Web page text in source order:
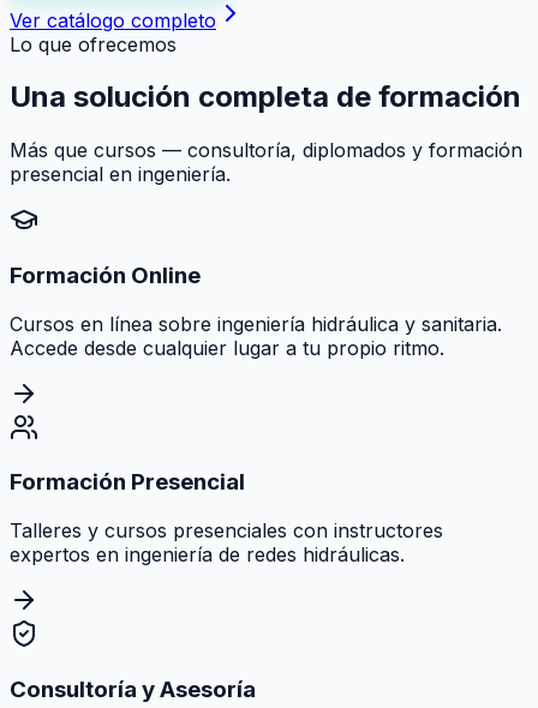
Ver catálogo completo
Lo que ofrecemos
Una solución completa de formación
Más que cursos — consultoría, diplomados y formación
presencial en ingeniería.
Formación Online
Cursos en línea sobre ingeniería hidráulica y sanitaria.
Accede desde cualquier lugar a tu propio ritmo.
Formación Presencial
Talleres y cursos presenciales con instructores
expertos en ingeniería de redes hidráulicas.
Consultoría y Asesoría